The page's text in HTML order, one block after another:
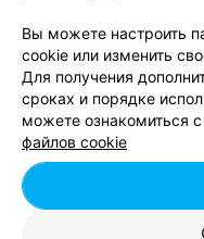
Вам будет
SPA массаж в Орше
Антицеллюлитный
Массаж в 4 руки в
Вы можете настроить
cookie или изменить
Для получения
сроках и порядке
можете ознакомиться
файлов cookie